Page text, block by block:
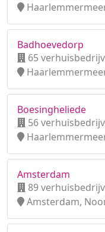
Badhoevedorp
65
Boesingheliede
56
Amsterdam
89
Amsterdam,